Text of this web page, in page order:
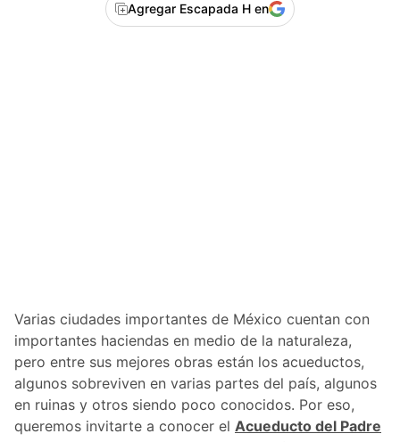
Agregar Escapada H en
Varias ciudades importantes de México cuentan con
importantes haciendas en medio de la naturaleza,
pero entre sus mejores obras están los acueductos,
algunos sobreviven en varias partes del país, algunos
en ruinas y otros siendo poco conocidos. Por eso,
queremos invitarte a conocer el Acueducto del Padre